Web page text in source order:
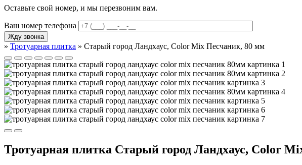
Оставьте свой номер, и мы перезвоним вам.
Ваш номер телефона
» Тротуарная плитка » Старый город Ландхаус, Color Mix Песчаник, 80 мм
Тротуарная плитка Старый город Ландхаус, Color